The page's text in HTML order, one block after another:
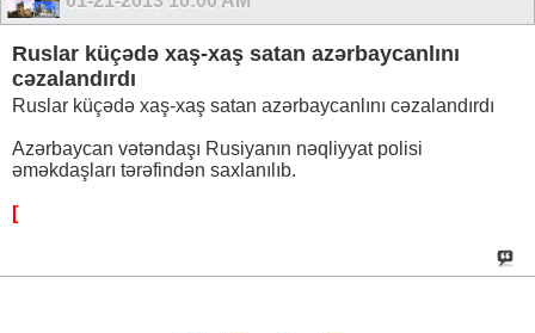
Ruslar küçədə xaş-xaş satan azərbaycanlını
cəzalandırdı
Ruslar küçədə xaş-xaş satan azərbaycanlını cəzalandırdı
Azərbaycan vətəndaşı Rusiyanın nəqliyyat polisi
əməkdaşları tərəfindən saxlanılıb.
[